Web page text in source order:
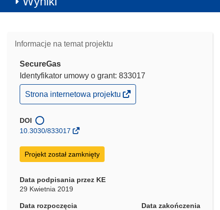
Informacje na temat projektu
SecureGas
Identyfikator umowy o grant: 833017
(odnośnik
otworzy
w
nowym
Strona internetowa projektu
DOI
10.3030/833017
Projekt został zamknięty
Data podpisania przez KE
29 Kwietnia 2019
Data rozpoczęcia
Data zakończenia